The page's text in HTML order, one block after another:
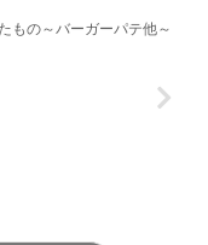
もの～バーガーパテ他～